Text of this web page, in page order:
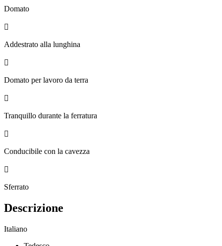
Domato

Addestrato alla lunghina

Domato per lavoro da terra

Tranquillo durante la ferratura

Conducibile con la cavezza

Sferrato
Descrizione
Italiano